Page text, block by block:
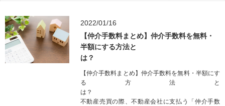
2022/01/16
【仲介手数料まとめ】仲介手数料を無料・
半額にする方法と
は
【仲介手数料まとめ】仲介手数料を無料・半額にす
る方法と
は
不動産売買の際、不動産会社に支払う「仲介手数